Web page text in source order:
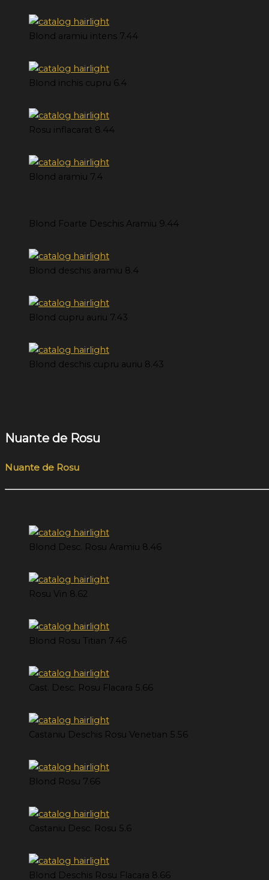
Blond aramiu intens 7.44
Blond inchis cupru 6.4
Rosu inflacarat 8.44
Blond aramiu 7.4
Blond Foarte Deschis Aramiu 9.44
Blond deschis aramiu 8.4
Blond cupru auriu 7.43
Blond deschis cupru auriu 8.43
Nuante de Rosu
Nuante de Rosu
Blond Desc. Rosu Aramiu 8.46
Rosu Vin 8.62
Blond Rosu Titian 7.46
Cast. Desc. Rosu Flacara 5.66
Castaniu Deschis Rosu Venetian 5.56
Blond Rosu 7.66
Castaniu Desc. Rosu 5.6
Blond Deschis Rosu Flacara 8.66